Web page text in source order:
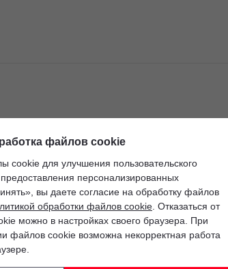
файлов cookie
cookie для улучшения пользовательского
персонализированных
вы даете согласие на обработку файлов
обработки файлов cookie . Отказаться от
можно в настройках своего браузера. При
файлов cookie возможна некорректная работа